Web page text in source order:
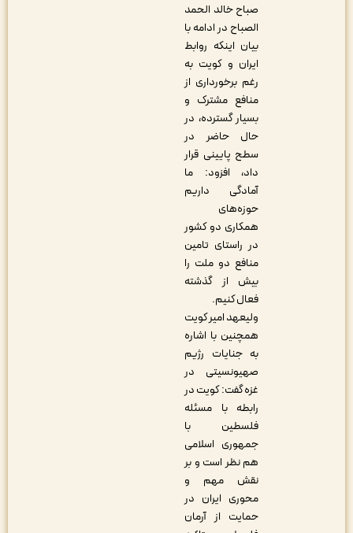
صباح خالد الحمد
الصباح در ادامه با
بیان اینکه روابط
ایران و کویت به
رغم برخورداری از
منافع مشترک و
بسیار گسترده، در
حال حاضر در
سطح پایینی قرار
داد، افزود: ما
آمادگی داریم
حوزه‌های
همکاری دو کشور
در راستای تامین
منافع دو ملت را
بیش از گذشته
فعال کنیم.
ولیعهد امیر کویت
همچنین با اشاره
به جنایات رژیم
صهیونسیتی در
غزه گفت: کویت در
رابطه با مسئله
فلسطین با
جمهوری اسلامی
هم نظر است و بر
نقش مهم و
محوری ایران در
حمایت از آرمان